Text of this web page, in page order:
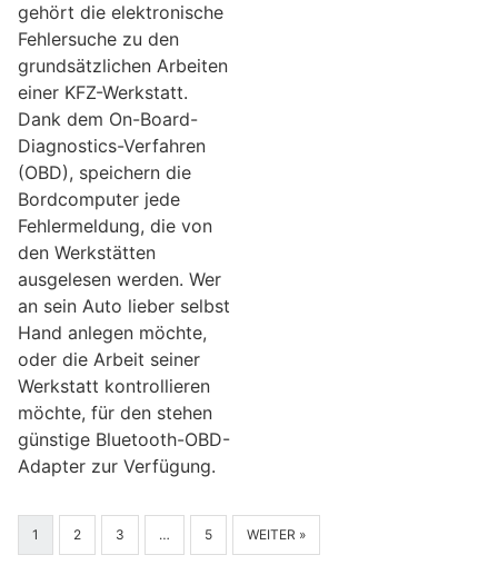
gehört die elektronische
Fehlersuche zu den
grundsätzlichen Arbeiten
einer KFZ-Werkstatt.
Dank dem On-Board-
Diagnostics-Verfahren
(OBD), speichern die
Bordcomputer jede
Fehlermeldung, die von
den Werkstätten
ausgelesen werden. Wer
an sein Auto lieber selbst
Hand anlegen möchte,
oder die Arbeit seiner
Werkstatt kontrollieren
möchte, für den stehen
günstige Bluetooth-OBD-
Adapter zur Verfügung.
1 2 3 … 5 WEITER »